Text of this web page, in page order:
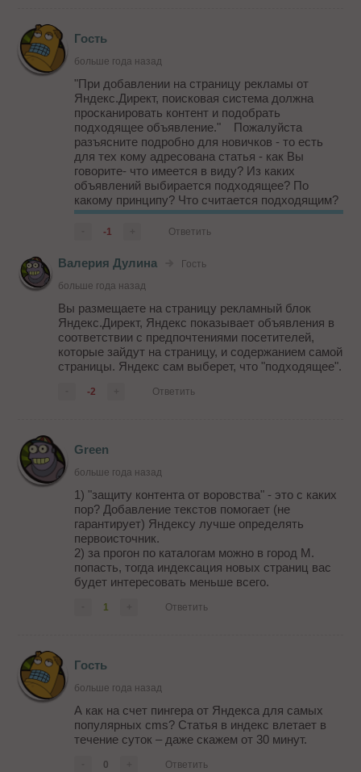
Гость
больше года назад
"При добавлении на страницу рекламы от
Яндекс.Директ, поисковая система должна
просканировать контент и подобрать
подходящее объявление." Пожалуйста
разъясните подробно для новичков - то есть
для тех кому адресована статья - как Вы
говорите- что имеется в виду? Из каких
объявлений выбирается подходящее? По
какому принципу? Что считается подходящим?
Если я даю в контексте одну ключевую фразу с
одним объявлением на страницу которую хочу
-1 Ответить
Валерия Дулина
Гость
больше года назад
Вы размещаете на страницу рекламный блок
Яндекс.Директ, Яндекс показывает объявления в
соответствии с предпочтениями посетителей,
которые зайдут на страницу, и содержанием самой
страницы. Яндекс сам выберет, что "подходящее".
-2 Ответить
Green
больше года назад
1) "защиту контента от воровства" - это с каких
пор? Добавление текстов помогает (не
гарантирует) Яндексу лучше определять
первоисточник.
2) за прогон по каталогам можно в город М.
попасть, тогда индексация новых страниц вас
будет интересовать меньше всего.
1 Ответить
Гость
больше года назад
А как на счет пингера от Яндекса для самых
популярных cms? Статья в индекс влетает в
течение суток – даже скажем от 30 минут.
0 Ответить